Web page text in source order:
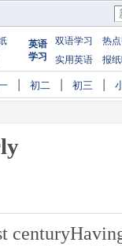
英语
学习
双语学习
热
实用英语
报
初二 初三